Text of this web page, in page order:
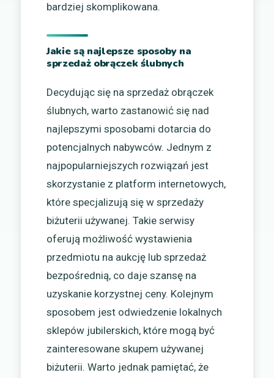
bardziej skomplikowana.
Jakie są najlepsze sposoby na
sprzedaż obrączek ślubnych
Decydując się na sprzedaż obrączek
ślubnych, warto zastanowić się nad
najlepszymi sposobami dotarcia do
potencjalnych nabywców. Jednym z
najpopularniejszych rozwiązań jest
skorzystanie z platform internetowych,
które specjalizują się w sprzedaży
biżuterii używanej. Takie serwisy
oferują możliwość wystawienia
przedmiotu na aukcję lub sprzedaż
bezpośrednią, co daje szansę na
uzyskanie korzystnej ceny. Kolejnym
sposobem jest odwiedzenie lokalnych
sklepów jubilerskich, które mogą być
zainteresowane skupem używanej
biżuterii. Warto jednak pamiętać, że